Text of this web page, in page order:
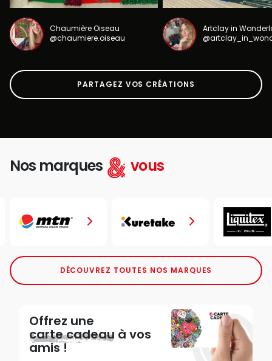
Chaumière Oiseau
@chaumiere.oiseau
Artclay in
PARTAGEZ VOS CRÉATIONS
Nos marques vous
DÉCOUVREZ TOUTES NOS MARQUES
Offrez une
carte cadeau à vos
amis !